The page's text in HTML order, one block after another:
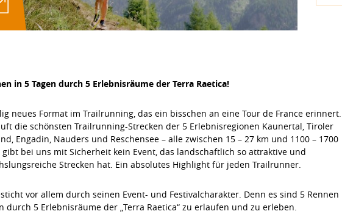
in 5 Tagen durch 5 Erlebnisräume der Terra Raetica!
neues Format im Trailrunning, das ein bisschen an eine Tour de France erinnert.
die schönsten Trailrunning-Strecken der 5 Erlebnisregionen Kaunertal, Tiroler
Engadin, Nauders und Reschensee – alle zwischen 15 – 27 km und 1100 – 1700
gibt bei uns mit Sicherheit kein Event, das landschaftlich so attraktive und
Strecken hat. Ein absolutes Highlight für jeden Trailrunner.
vor allem durch seinen Event- und Festivalcharakter. Denn es sind 5 Rennen
durch 5 Erlebnisräume der „Terra Raetica“ zu erlaufen und zu erleben.